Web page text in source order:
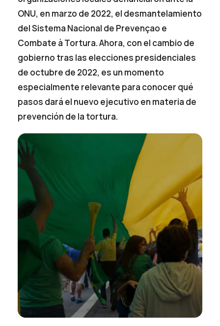
ONU, en marzo de 2022, el desmantelamiento
del Sistema Nacional de Prevençao e
Combate à Tortura. Ahora, con el cambio de
gobierno tras las elecciones presidenciales
de octubre de 2022, es un momento
especialmente relevante para conocer qué
pasos dará el nuevo ejecutivo en materia de
prevención de la tortura.